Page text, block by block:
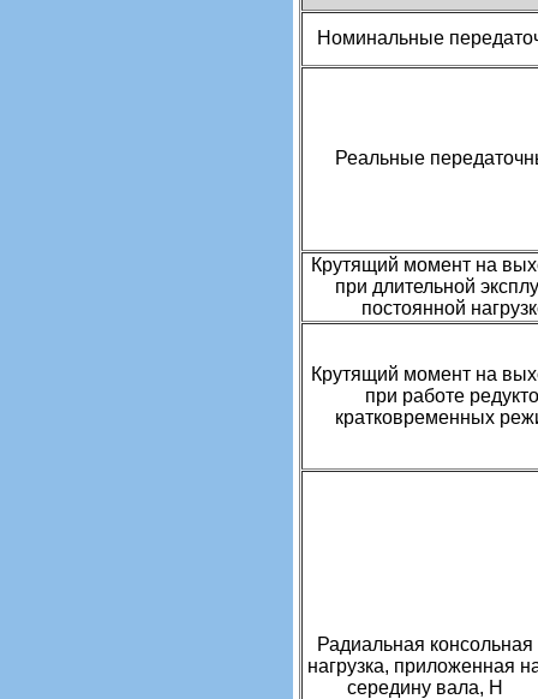
Номинальные
Реальные
Крутящий момент на
при длительной
постоянной
Крутящий момент на
при работе
кратковременных
Радиальная консольная
нагрузка, приложенная
середину вала, Н